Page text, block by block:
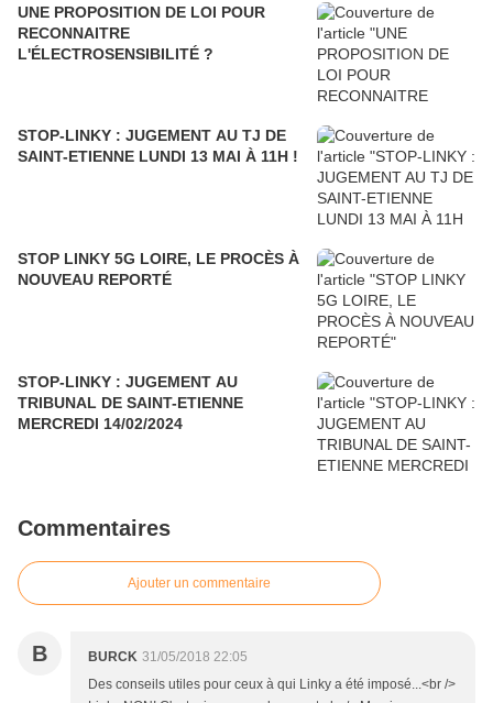
UNE PROPOSITION DE LOI POUR
RECONNAITRE
L'ÉLECTROSENSIBILITÉ ?
STOP-LINKY : JUGEMENT AU TJ DE
SAINT-ETIENNE LUNDI 13 MAI À 11H !
STOP LINKY 5G LOIRE, LE PROCÈS À
NOUVEAU REPORTÉ
STOP-LINKY : JUGEMENT AU
TRIBUNAL DE SAINT-ETIENNE
MERCREDI 14/02/2024
Commentaires
Ajouter un commentaire
B BURCK 31/05/2018 22:05
Des conseils utiles pour ceux à qui Linky a été imposé...<br />